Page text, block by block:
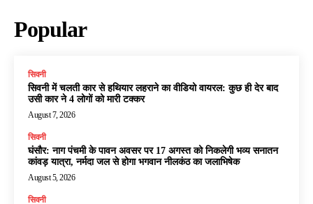
Popular
सिवनी
सिवनी में चलती कार से हथियार लहराने का वीडियो वायरल: कुछ ही देर बाद
उसी कार ने 4 लोगों को मारी टक्कर
August 7, 2026
सिवनी
घंसौर: नाग पंचमी के पावन अवसर पर 17 अगस्त को निकलेगी भव्य सनातन
कांवड़ यात्रा, नर्मदा जल से होगा भगवान नीलकंठ का जलाभिषेक
August 5, 2026
सिवनी